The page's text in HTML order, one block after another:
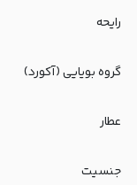
رایحه
گروه بویایی (آکورد)
عطار
جنسیت